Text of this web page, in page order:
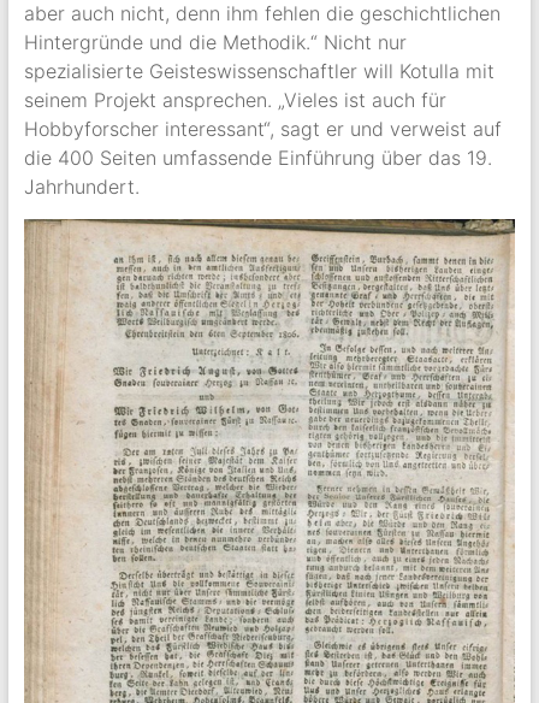
aber auch nicht, denn ihm fehlen die geschichtlichen
Hintergründe und die Methodik.“ Nicht nur
spezialisierte Geisteswissenschaftler will Kotulla mit
seinem Projekt ansprechen. „Vieles ist auch für
Hobbyforscher interessant“, sagt er und verweist auf
die 400 Seiten umfassende Einführung über das 19.
Jahrhundert.